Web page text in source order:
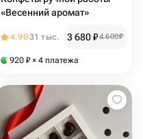
«Весенний аромат»
4.9031 тыс. 3 680₽4 600₽
920 ₽ × 4 платежа